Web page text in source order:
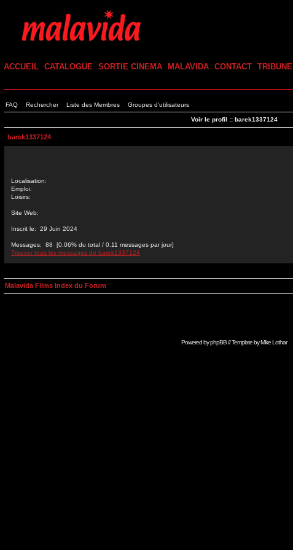
ACCUEIL CATALOGUE SORTIE CINEMA MALAVIDA CONTACT TRIBUNE
FAQ Rechercher Liste des Membres Groupes d'utilisateurs
Voir le profil :: barek1337124
barek1337124
Localisation:
Emploi:
Loisirs:
Site Web:
Inscrit le: 29 Juin 2024
Messages: 88 [0.06% du total / 0.11 messages par jour]
Trouver tous les messages de barek1337124
Malavida Films Index du Forum
Powered byphpBB// Template byMike Lothar